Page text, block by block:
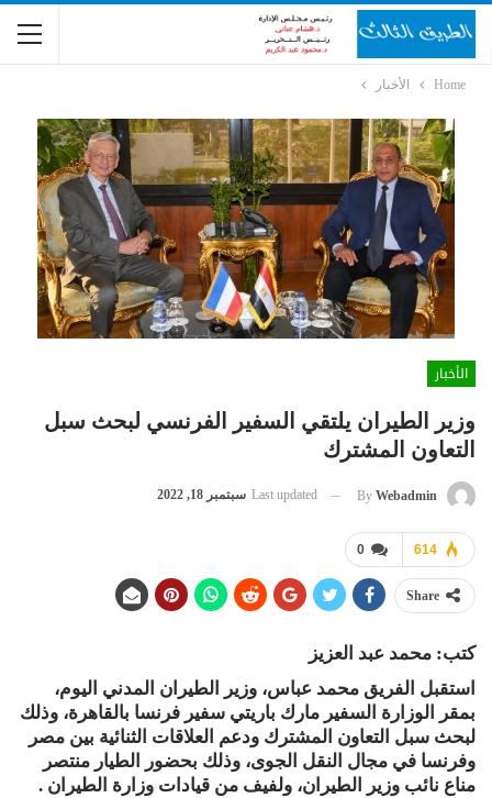
Home الأخبار
الأخبار
وزير الطيران يلتقي السفير الفرنسي لبحث سبل
التعاون المشترك
By Webadmin
Last updated سبتمبر 18, 2022
0 614
Share
كتب: محمد عبد العزيز
استقبل الفريق محمد عباس، وزير الطيران المدني اليوم،
بمقر الوزارة السفير مارك باريتي سفير فرنسا بالقاهرة، وذلك
لبحث سبل التعاون المشترك ودعم العلاقات الثنائية بين مصر
وفرنسا في مجال النقل الجوى، وذلك بحضور الطيار منتصر
مناع نائب وزير الطيران، ولفيف من قيادات وزارة الطيران .